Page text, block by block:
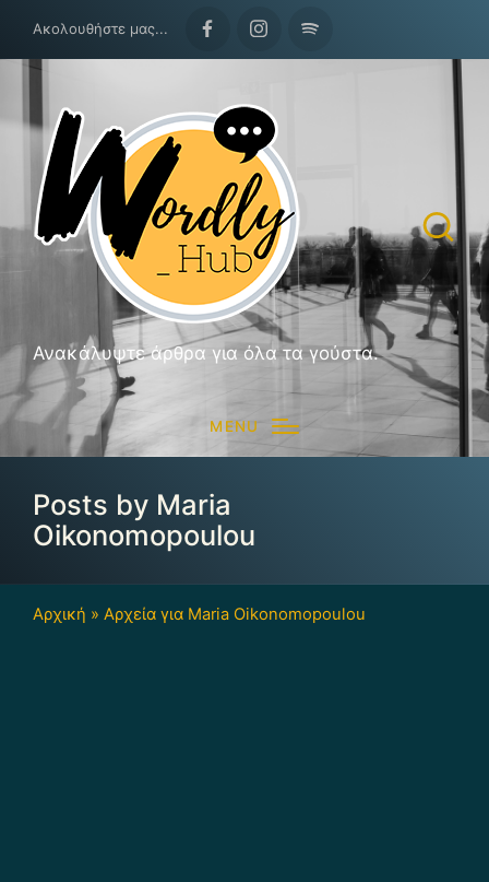
Ακολουθήστε μας...
FacebookInstagramSpotify
Ανακάλυψτε άρθρα για όλα τα γούστα.
MENU
Posts by Maria
Οikonomopoulou
Αρχική » Αρχεία για Maria Οikonomopoulou